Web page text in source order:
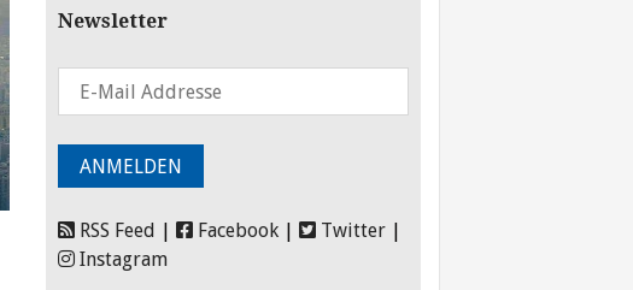
Newsletter
RSS Feed Facebook Twitter
Instagram